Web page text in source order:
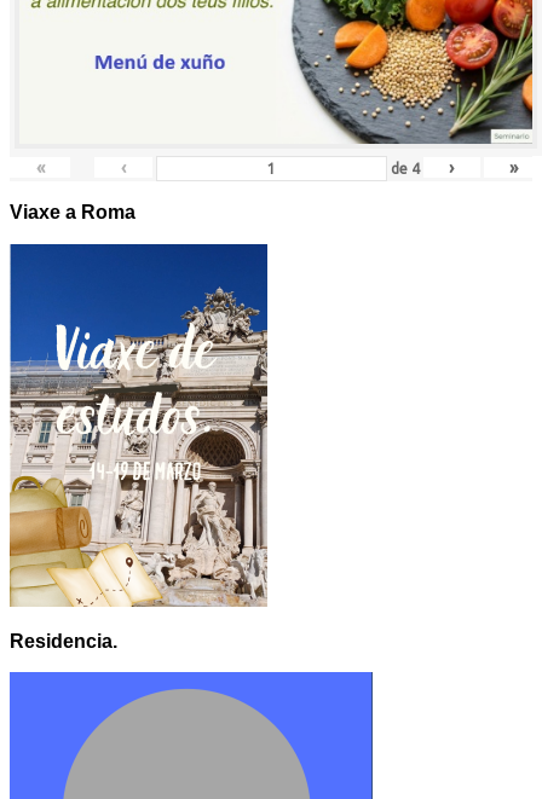
« ‹ de 4 › »
Viaxe a Roma
Residencia.